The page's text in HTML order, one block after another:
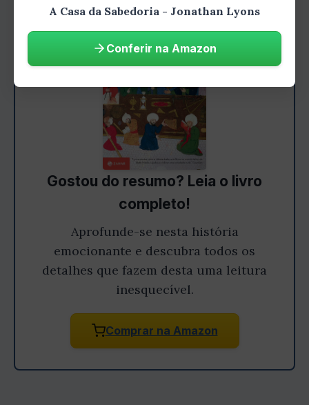
Gostou do resumo? Leia o livro
completo!
Aprofunde-se nesta história
emocionante e descubra todos os
detalhes que fazem desta uma leitura
inesquecível.
Comprar na Amazon
A Casa da Sabedoria - Jonathan Lyons
Conferir na Amazon